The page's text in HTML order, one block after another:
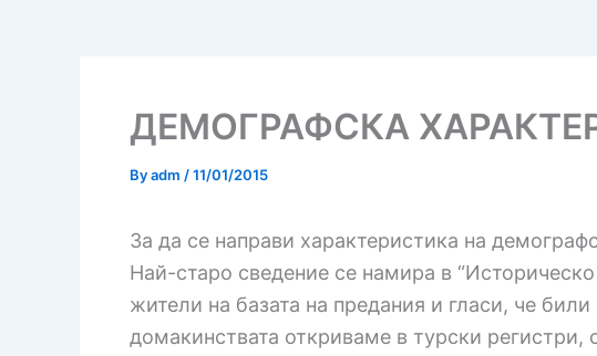
ДЕМОГРАФСКА
Byadm /11/01/2015
За да се направи характеристика на
Най-старо сведение се намира в
жители на базата на предания и гласи, че
домакинствата откриваме в турски регистри,